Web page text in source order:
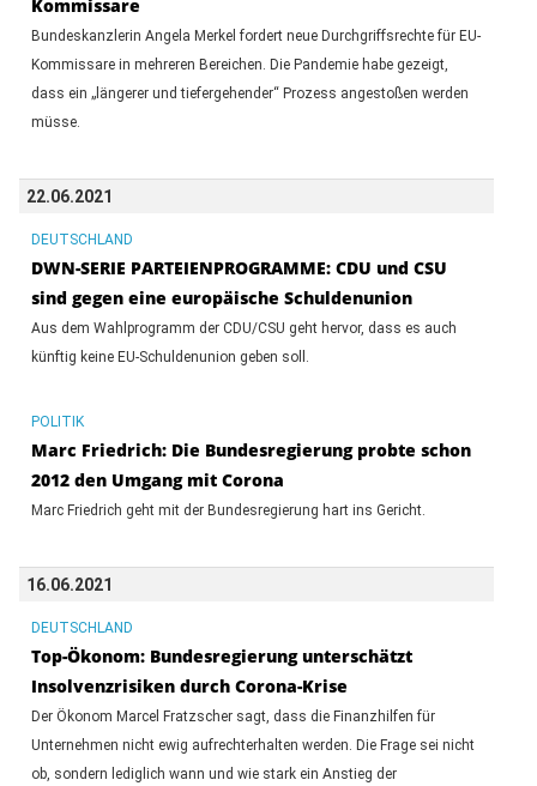
Kommissare
Bundeskanzlerin Angela Merkel fordert neue Durchgriffsrechte für EU-
Kommissare in mehreren Bereichen. Die Pandemie habe gezeigt,
dass ein „längerer und tiefergehender“ Prozess angestoßen werden
müsse.
22.06.2021
DEUTSCHLAND
DWN-SERIE PARTEIENPROGRAMME: CDU und CSU
sind gegen eine europäische Schuldenunion
Aus dem Wahlprogramm der CDU/CSU geht hervor, dass es auch
künftig keine EU-Schuldenunion geben soll.
POLITIK
Marc Friedrich: Die Bundesregierung probte schon
2012 den Umgang mit Corona
Marc Friedrich geht mit der Bundesregierung hart ins Gericht.
16.06.2021
DEUTSCHLAND
Top-Ökonom: Bundesregierung unterschätzt
Insolvenzrisiken durch Corona-Krise
Der Ökonom Marcel Fratzscher sagt, dass die Finanzhilfen für
Unternehmen nicht ewig aufrechterhalten werden. Die Frage sei nicht
ob, sondern lediglich wann und wie stark ein Anstieg der